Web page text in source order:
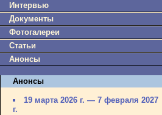
Интервью
Документы
Фотогалереи
Статьи
Анонсы
Анонсы
19 марта 2026 г. — 7 февраля 2027
г.